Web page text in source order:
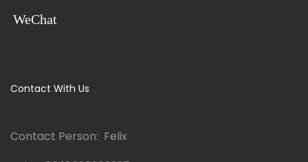
WeChat
Contact With Us
Contact Person: Felix